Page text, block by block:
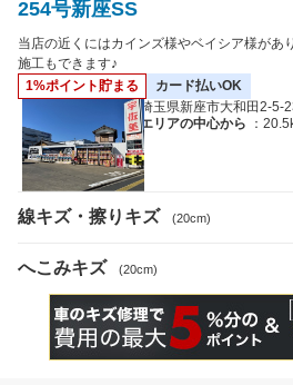
254号新座SS
当店の近くにはカインズ様やベイシア様があ
施工もできます♪
1%ポイント貯まる
カード払いOK
埼玉県新座市大和田2-5-
エリアの中心から
：
線キズ・擦りキズ (20cm)
へこみキズ (20cm)